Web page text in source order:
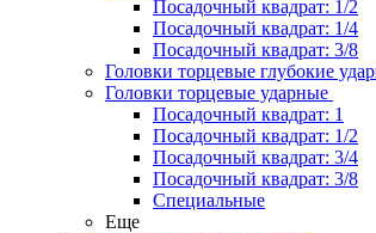
Посадочный квадрат: 1/2
Посадочный квадрат: 1/4
Посадочный квадрат: 3/8
Головки торцевые глубокие
Головки торцевые ударные
Посадочный квадрат: 1
Посадочный квадрат: 1/2
Посадочный квадрат: 3/4
Посадочный квадрат: 3/8
Специальные
Еще